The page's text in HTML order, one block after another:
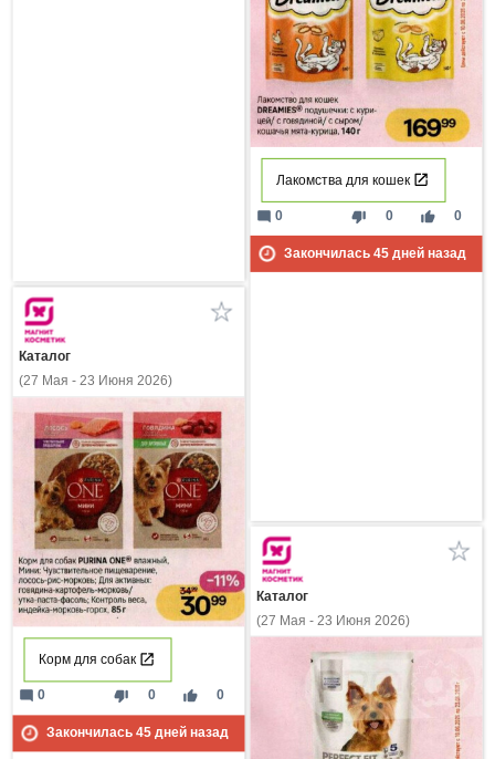
Лакомства для кошек
thumb_down 0 thumb_up 0
mode_comment 0
Закончилась 45дней назад
Каталог
(27 Мая - 23 Июня 2026)
Корм для собак
thumb_down 0 thumb_up 0
mode_comment 0
Закончилась 45дней назад
Каталог
(27 Мая - 23 Июня 2026)